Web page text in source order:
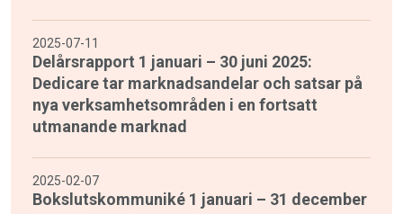
2025-07-11
Delårsrapport 1 januari – 30 juni 2025:
Dedicare tar marknadsandelar och satsar på
nya verksamhetsområden i en fortsatt
utmanande marknad
2025-02-07
Bokslutskommuniké 1 januari – 31 december